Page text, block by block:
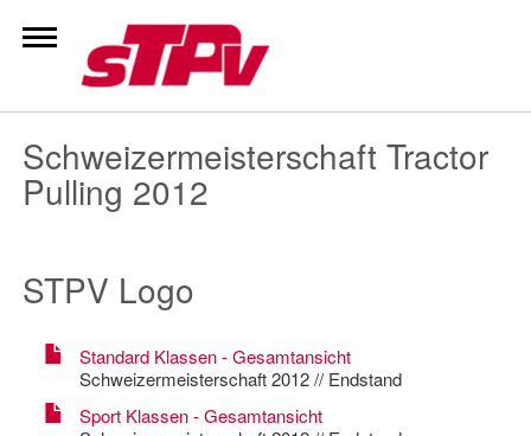
Inhalt
Schweizermeisterschaft Tractor
Pulling 2012
STPV Logo
Standard Klassen - Gesamtansicht
Schweizermeisterschaft 2012 // Endstand
Sport Klassen - Gesamtansicht